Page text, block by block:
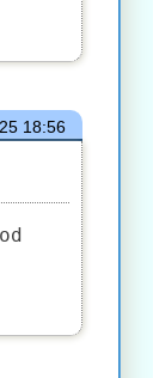
18:56